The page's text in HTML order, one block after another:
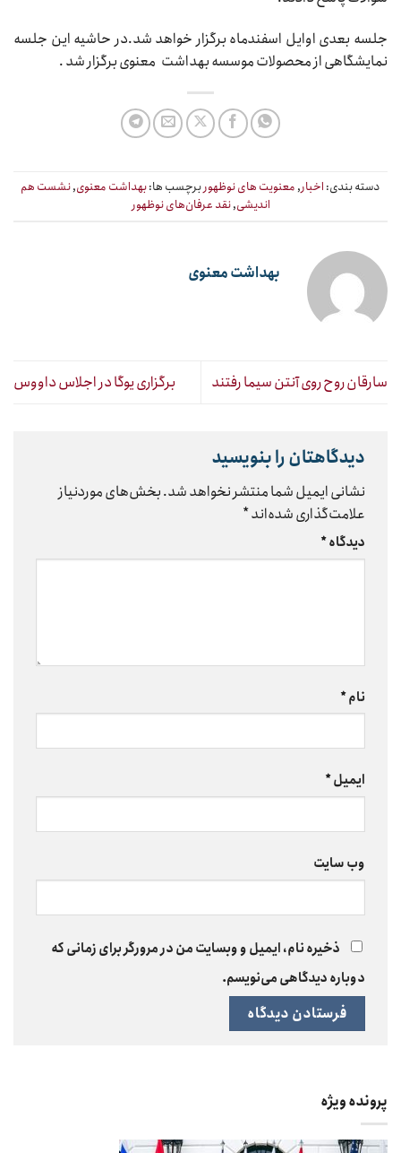
جلسه بعدی اوایل اسفندماه برگزار خواهد شد.در حاشیه این جلسه
نمایشگاهی از محصولات موسسه بهداشت معنوی برگزار شد .
دسته بندی: اخبار,معنویت های نوظهوربرچسب ها:بهداشت معنوی,نشست هم
اندیشی,نقد عرفان‌های نوظهور
بهداشت معنوی
سارقان روح روی آنتن سیما رفتند برگزاری یوگا در اجلاس داووس
دیدگاهتان را بنویسید
نشانی ایمیل شما منتشر نخواهد شد.بخش‌های موردنیاز
علامت‌گذاری شده‌اند*
دیدگاه*
نام*
ایمیل*
وب‌ سایت
ذخیره نام، ایمیل و وبسایت من در مرورگر برای زمانی که
دوباره دیدگاهی می‌نویسم.
پرونده ویژه